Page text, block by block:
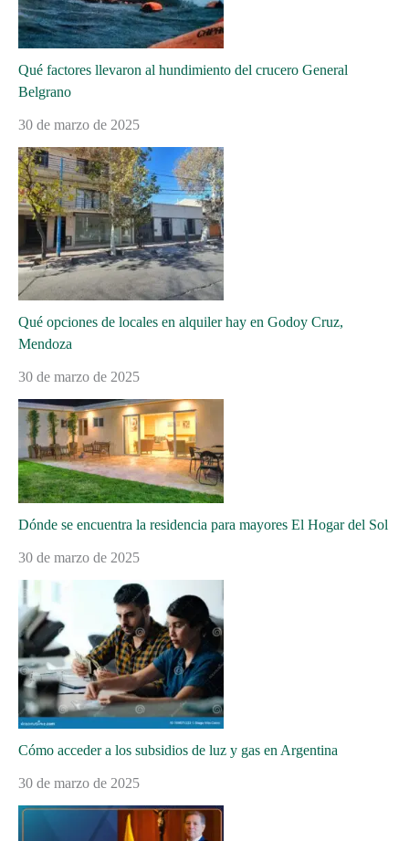
Qué factores llevaron al hundimiento del crucero General
Belgrano
30 de marzo de 2025
Qué opciones de locales en alquiler hay en Godoy Cruz,
Mendoza
30 de marzo de 2025
Dónde se encuentra la residencia para mayores El Hogar del Sol
30 de marzo de 2025
Cómo acceder a los subsidios de luz y gas en Argentina
30 de marzo de 2025